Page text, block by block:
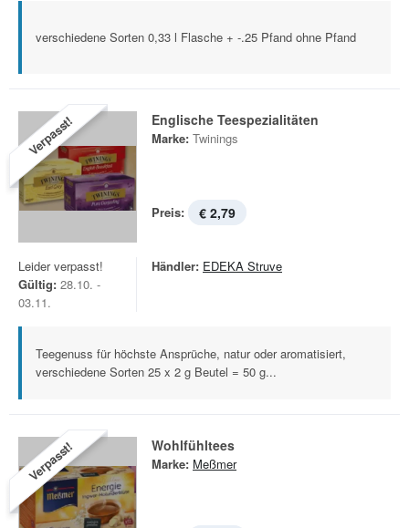
verschiedene Sorten 0,33 l Flasche + -.25 Pfand ohne Pfand
Verpasst! Englische Teespezialitäten
Marke: Twinings
Preis: € 2,79
Leider verpasst!
Gültig: 28.10. -
03.11.
Händler: EDEKA Struve
Teegenuss für höchste Ansprüche, natur oder aromatisiert,
verschiedene Sorten 25 x 2 g Beutel = 50 g...
Verpasst! Wohlfühltees
Marke: Meßmer